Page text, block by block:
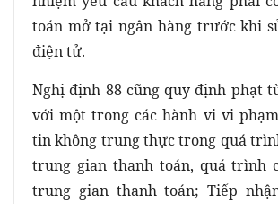
toán mở tại ngân hàng trước khi
điện tử.
Nghị định 88 cũng quy định phạt
với một trong các hành vi vi
tin không trung thực trong quá
trung gian thanh toán, quá trình
trung gian thanh toán; Tiếp